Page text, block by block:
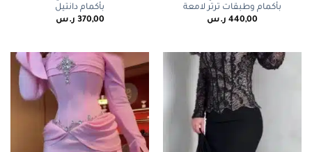
بأكمام وطبقات ترتر لامعة
440,00 ر.س
بأكمام دانتيل
370,00 ر.س